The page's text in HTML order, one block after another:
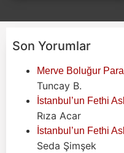
Son Yorumlar
Merve Boluğur
Tuncay B.
İstanbul’un Fethi
Rıza Acar
İstanbul’un Fethi
Seda Şimşek